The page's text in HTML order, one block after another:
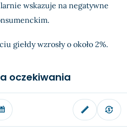
wskazuje na negatywne
giełdy wzrosły o około 2%.
oczekiwania